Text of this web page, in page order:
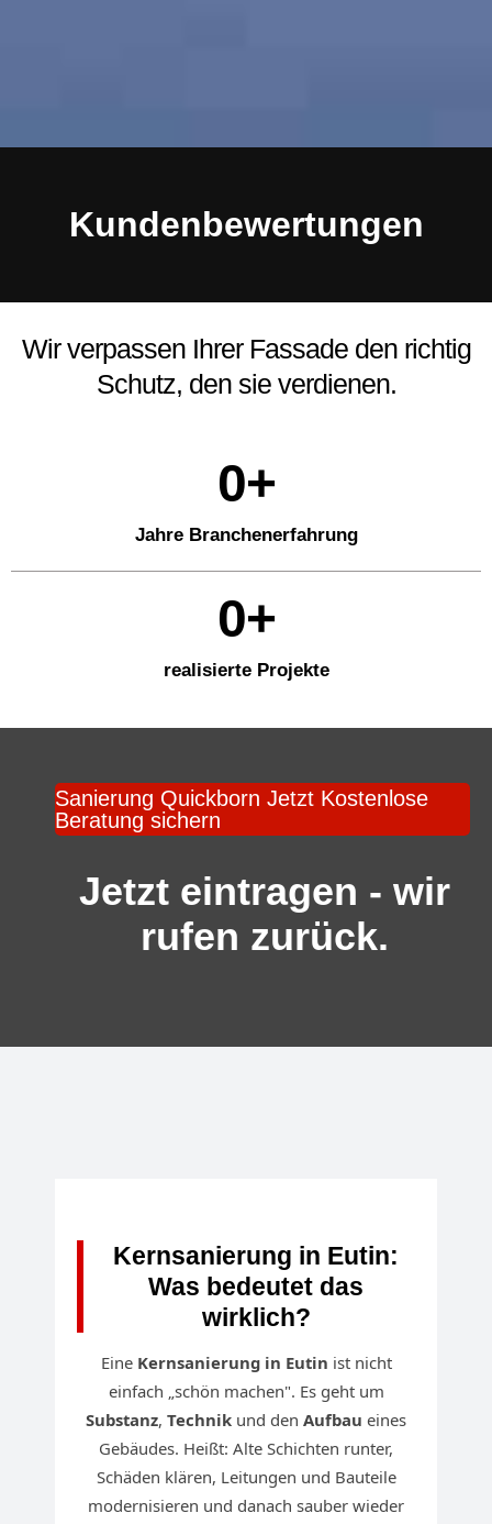
Kundenbewertungen
Wir verpassen Ihrer Fassade den richtig
Schutz, den sie verdienen.
Jahre Branchenerfahrung
0+
realisierte Projekte
0+
Sanierung Quickborn Jetzt Kostenlose
Beratung sichern
Jetzt eintragen - wir
rufen zurück.
Kernsanierung in Eutin:
Was bedeutet das
wirklich?
Eine Kernsanierung in Eutin ist nicht
einfach „schön machen". Es geht um
Substanz, Technik und den Aufbau eines
Gebäudes. Heißt: Alte Schichten runter,
Schäden klären, Leitungen und Bauteile
modernisieren und danach sauber wieder